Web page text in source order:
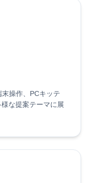
操作、PCキッテ
な提案テーマに展